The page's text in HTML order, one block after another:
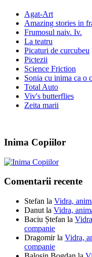
Agat-Art
Amazing stories in
Frumosul naiv. Iv.
La teatru
Picaturi de curcubeu
Pictezii
Science Friction
Sonia cu inima ca o
Total Auto
Viv's butterflies
Zeita marii
Inima Copiilor
Comentarii recente
Stefan la Vidra,
Danut la Vidra,
Baciu Ștefan la
companie
Dragomirla Vidra,
companie